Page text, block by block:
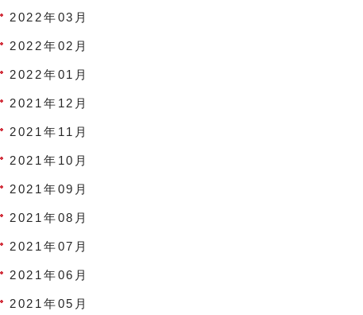
2022年03月
2022年02月
2022年01月
2021年12月
2021年11月
2021年10月
2021年09月
2021年08月
2021年07月
2021年06月
2021年05月